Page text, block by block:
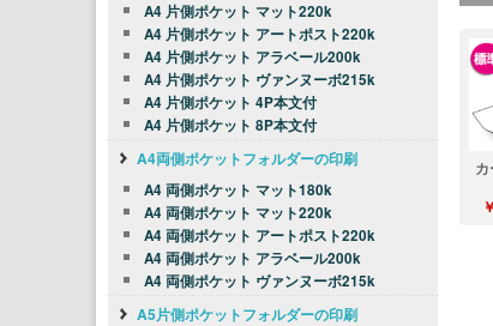
A4 片側ポケット マット220k
A4 片側ポケット アートポスト220k
A4 片側ポケット アラベール200k
A4 片側ポケット ヴァンヌーボ215k
A4 片側ポケット 4P本文付
A4 片側ポケット 8P本文付
A4両側ポケットフォルダーの印刷
A4 両側ポケット マット180k
A4 両側ポケット マット220k
A4 両側ポケット アートポスト220k
A4 両側ポケット アラベール200k
A4 両側ポケット ヴァンヌーボ215k
A5片側ポケットフォルダーの印刷